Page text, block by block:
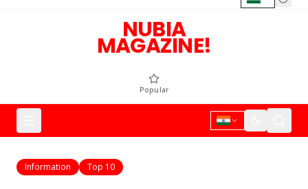
NUBIA
MAGAZINE!
Popular
Information Top 10